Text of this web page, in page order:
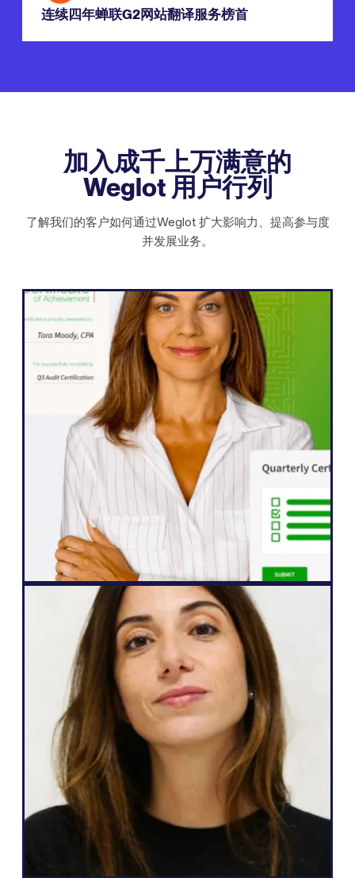
连续四年蝉联G2网站翻译服务榜首
加入成千上万满意的
Weglot 用户行列
了解我们的客户如何通过Weglot 扩大影响力、提高参与度
并发展业务。
WordPress
Weglot 使我们能够迅速将网站扩展到五种语
言。我们已经看到国际受众的参与度有了显
著提高，他们比以往任何时候都更渴望与我
们的内容进行互动"。
约翰-斯普林利
网络机构
Weglot 非常棒，因为它符合我的需求，也符
合我对客户的承诺：轻松实现多语种、完全
自主管理网站、产生更多潜在客户，而且只
需点击几下就能实现所有这些"。
Salomé Amar